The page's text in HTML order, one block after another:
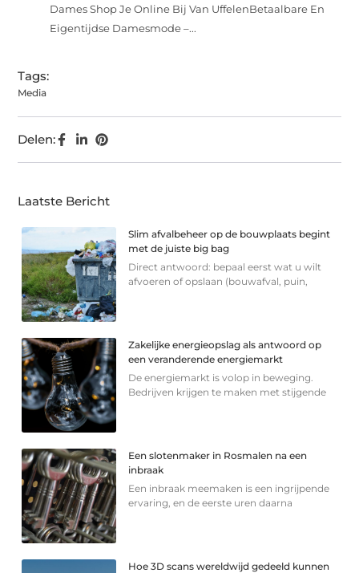
Dames Shop Je Online Bij Van UffelenBetaalbare En
Eigentijdse Damesmode –...
Tags:
Media
Delen:
Laatste Bericht
Slim afvalbeheer op de bouwplaats begint
met de juiste big bag
Direct antwoord: bepaal eerst wat u wilt
afvoeren of opslaan (bouwafval, puin,
Zakelijke energieopslag als antwoord op
een veranderende energiemarkt
De energiemarkt is volop in beweging.
Bedrijven krijgen te maken met stijgende
Een slotenmaker in Rosmalen na een
inbraak
Een inbraak meemaken is een ingrijpende
ervaring, en de eerste uren daarna
Hoe 3D scans wereldwijd gedeeld kunnen